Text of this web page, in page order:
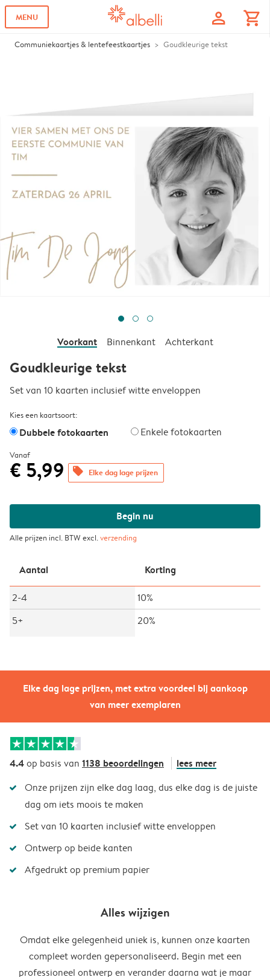
MENU profile shopping_cart
Communiekaartjes & lentefeestkaartjes Goudkleurige tekst
Elke dag lage prijzen, met extra voordeel bij aankoop
van meer exemplaren
Voorkant Binnenkant Achterkant
Goudkleurige tekst
Set van 10 kaarten inclusief witte enveloppen
Kies een kaartsoort:
Dubbele fotokaarten Enkele fotokaarten
Vanaf
€ 5,99 offers Elke dag lage prijzen
Begin nu
Alle prijzen incl. BTW excl.verzending
Aantal Korting
2-4
10%
5+
20%
4.4op basis van 1138 beoordelingen lees meer
Onze prijzen zijn elke dag laag, dus elke dag is de juiste
dag om iets moois te maken
Set van 10 kaarten inclusief witte enveloppen
Ontwerp op beide kanten
Afgedrukt op premium papier
Alles wijzigen
Omdat elke gelegenheid uniek is, kunnen onze kaarten
compleet worden gepersonaliseerd. Begin met een
professioneel ontwerp en verander daarna wat je maar